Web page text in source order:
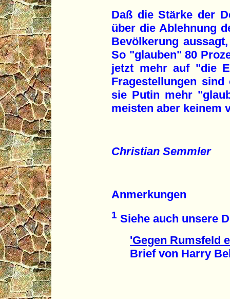
Daß die Stärke der
über die Ablehnung
Bevölkerung
So "glauben" 80
jetzt mehr auf "die
Fragestellungen
sie Putin mehr
meisten aber keinem
Christian Semmler
Anmerkungen
1 Siehe auch unsere
'Gegen Rumsfeld
Brief von Harry